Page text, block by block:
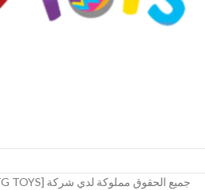
جميع الحقوق مملوكة لدي شركة [GTG TOYS]